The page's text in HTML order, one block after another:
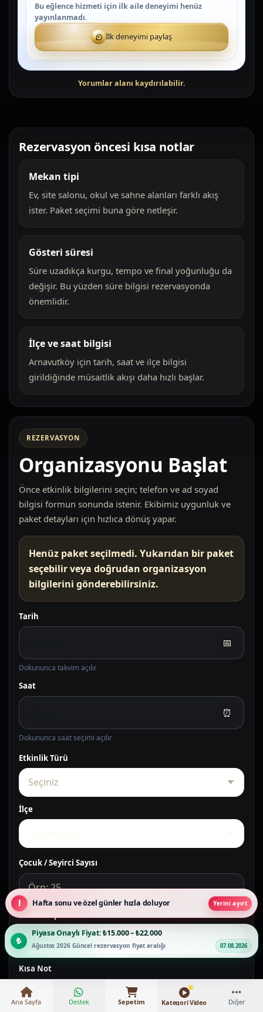
Bu eğlence hizmeti için ilk aile deneyimi henüz
yayınlanmadı.
İlk deneyimi paylaş
Rezervasyon öncesi kısa notlar
Mekan tipi
Ev, site salonu, okul ve sahne alanları farklı akış
ister. Paket seçimi buna göre netleşir.
Gösteri süresi
Süre uzadıkça kurgu, tempo ve final yoğunluğu da
değişir. Bu yüzden süre bilgisi rezervasyonda
önemlidir.
İlçe ve saat bilgisi
Arnavutköy için tarih, saat ve ilçe bilgisi
girildiğinde müsaitlik akışı daha hızlı başlar.
REZERVASYON
Organizasyonu Başlat
Önce etkinlik bilgilerini seçin; telefon ve ad soyad
bilgisi formun sonunda istenir. Ekibimiz uygunluk ve
paket detayları için hızlıca dönüş yapar.
Henüz paket seçilmedi. Yukarıdan bir paket
seçebilir veya doğrudan organizasyon
bilgilerini gönderebilirsiniz.
Tarih
📅
Dokununca takvim açılır
Saat
⏰
Dokununca saat seçimi açılır
Etkinlik Türü
İlçe
Çocuk / Seyirci Sayısı
Mekan Tipi
Kısa Not
Piyasa Onaylı Fiyat:₺15.000 – ₺22.000
Ağustos 2026 Güncel rezervasyon fiyat aralığı 07.08.2026
Hafta sonu ve özel günler hızla doluyor Yerini ayırt
Ana Sayfa Destek Sepetim Kategori Video Diğer